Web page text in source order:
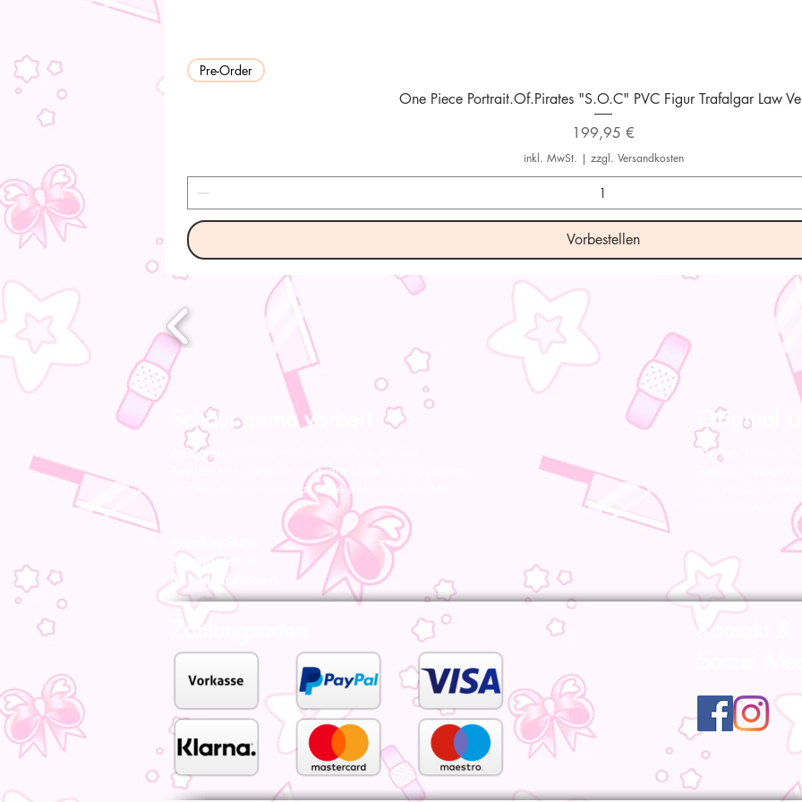
Pre-Order
One Piece Portrait.Of.Pirates "S.O.C" PVC Figur Trafalgar Law
Preis
199,95 €
inkl. MwSt. | zzgl. Versandkosten
Vorbestellen
Schaut gerne vorbei!
Ab Sofort sind wir auch Lokal für euch da!
Besucht uns gerne in unserem Store in Hildesheim,
Wir freuen uns stets auf neue Bekanntschaften!
Original
Bei uns findet ihr
Bootleg/
Uns ist die
Bernwardstr. 9
31134 Hildesheim
Zahlungsarten
Kontakt &